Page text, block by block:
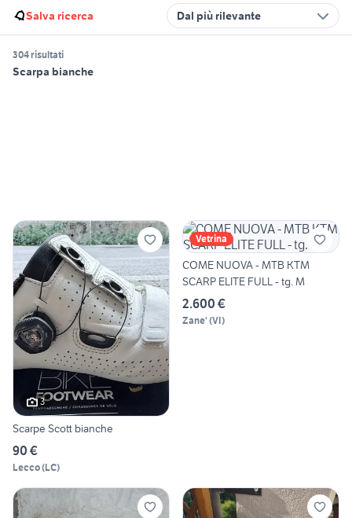
Salva ricerca Dal più rilevante
304 risultati
Scarpa bianche
3
Scarpe Scott bianche
90 €
Lecco(LC)
Vetrina
COME NUOVA - MTB KTM
SCARP ELITE FULL - tg. M
2.600 €
Zane' (VI)